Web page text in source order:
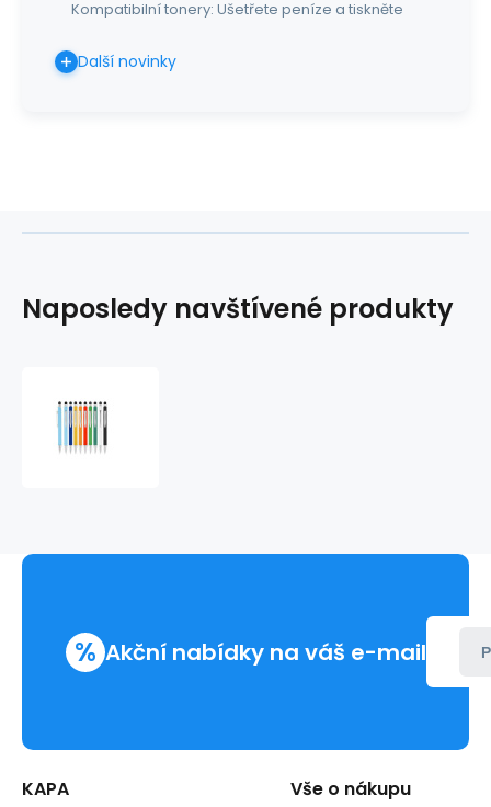
Kompatibilní tonery: Ušetřete peníze a tiskněte
Další novinky
Naposledy navštívené produkty
% Akční nabídky na váš e-mail
KAPA Vše o nákupu